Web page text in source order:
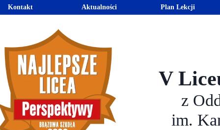
V
z
im.
Plan Lekcji
Aktualności
Kontakt